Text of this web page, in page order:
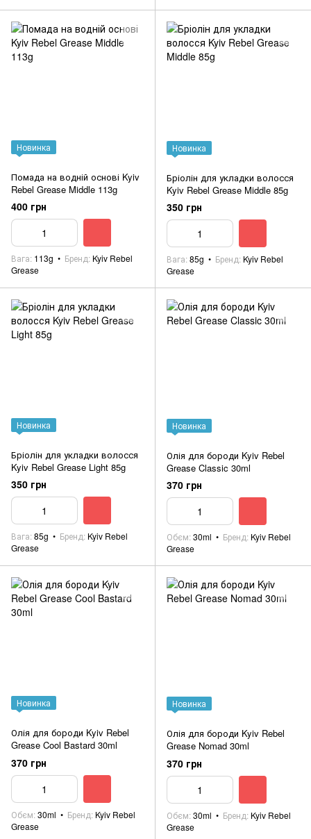
Новинка
Помада на водній основі Kyiv
Rebel Grease Middle 113g
400 грн
Вага 113g Бренд Kyiv Rebel
Grease
Новинка
Бріолін для укладки волосся
Kyiv Rebel Grease Middle 85g
350 грн
Вага 85g Бренд Kyiv Rebel
Grease
Новинка
Бріолін для укладки волосся
Kyiv Rebel Grease Light 85g
350 грн
Вага 85g Бренд Kyiv Rebel
Grease
Новинка
Олія для бороди Kyiv Rebel
Grease Classic 30ml
370 грн
Обєм 30ml Бренд Kyiv Rebel
Grease
Новинка
Олія для бороди Kyiv Rebel
Grease Cool Bastard 30ml
370 грн
Обєм 30ml Бренд Kyiv Rebel
Grease
Новинка
Олія для бороди Kyiv Rebel
Grease Nomad 30ml
370 грн
Обєм 30ml Бренд Kyiv Rebel
Grease